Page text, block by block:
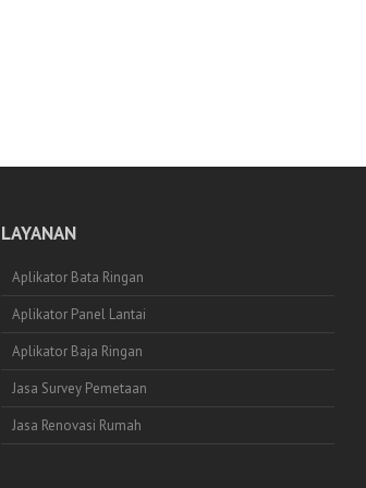
LAYANAN
Aplikator Bata Ringan
Aplikator Panel Lantai
Aplikator Baja Ringan
Jasa Survey Pemetaan
Jasa Renovasi Rumah